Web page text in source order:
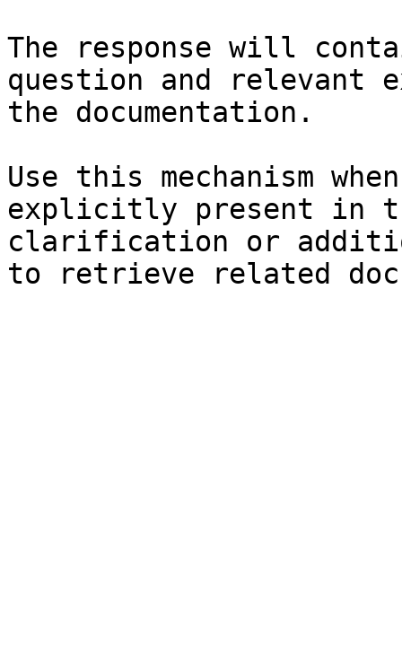
The response will
question and relevant
the documentation.
Use this mechanism
explicitly present in
clarification or